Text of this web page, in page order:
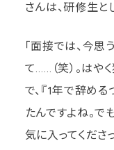
さんは、研修生と
「面接では、今思
て……（笑）。はや
で、『1年で辞める
たんですよね。で
気に入ってくださ